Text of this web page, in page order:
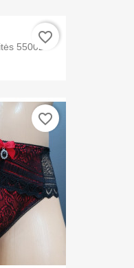
55002
favorite_border
favorite_border